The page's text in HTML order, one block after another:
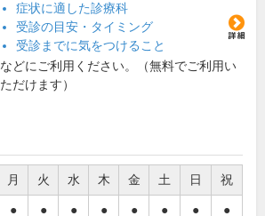
症状に適した診療科
受診の目安・タイミング
受診までに気をつけること
などにご利用ください。（無料でご利用い
ただけます）
月 火 水 木 金 土 日 祝
● ● ● ● ● ● ● ●